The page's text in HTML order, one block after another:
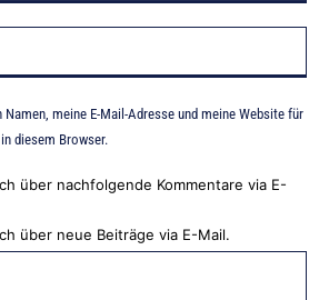
Namen, meine E-Mail-Adresse und meine Website für
diesem Browser.
über nachfolgende Kommentare via E-
über neue Beiträge via E-Mail.